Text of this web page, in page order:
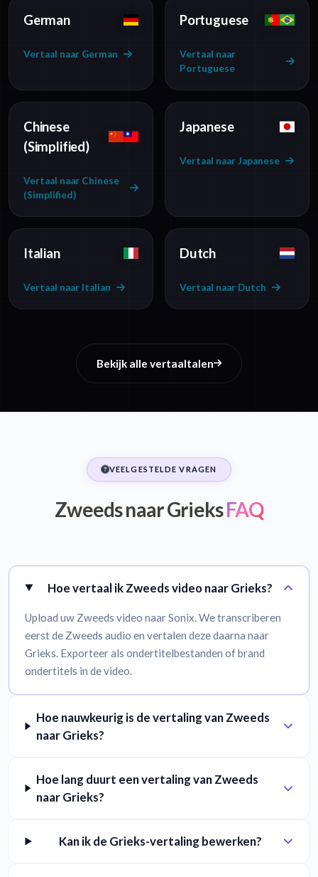
German
Vertaal naar German
Portuguese
Vertaal naar
Portuguese
Chinese
(Simplified)
Vertaal naar Chinese
(Simplified)
Japanese
Vertaal naar Japanese
Italian
Vertaal naar Italian
Dutch
Vertaal naar Dutch
Bekijk alle vertaaltalen
VEELGESTELDE VRAGEN
Zweeds naar GrieksFAQ
Hoe vertaal ik Zweeds video naar Grieks?
Upload uw Zweeds video naar Sonix. We transcriberen
eerst de Zweeds audio en vertalen deze daarna naar
Grieks. Exporteer als ondertitelbestanden of brand
ondertitels in de video.
Hoe nauwkeurig is de vertaling van Zweeds
naar Grieks?
Hoe lang duurt een vertaling van Zweeds
naar Grieks?
Kan ik de Grieks-vertaling bewerken?